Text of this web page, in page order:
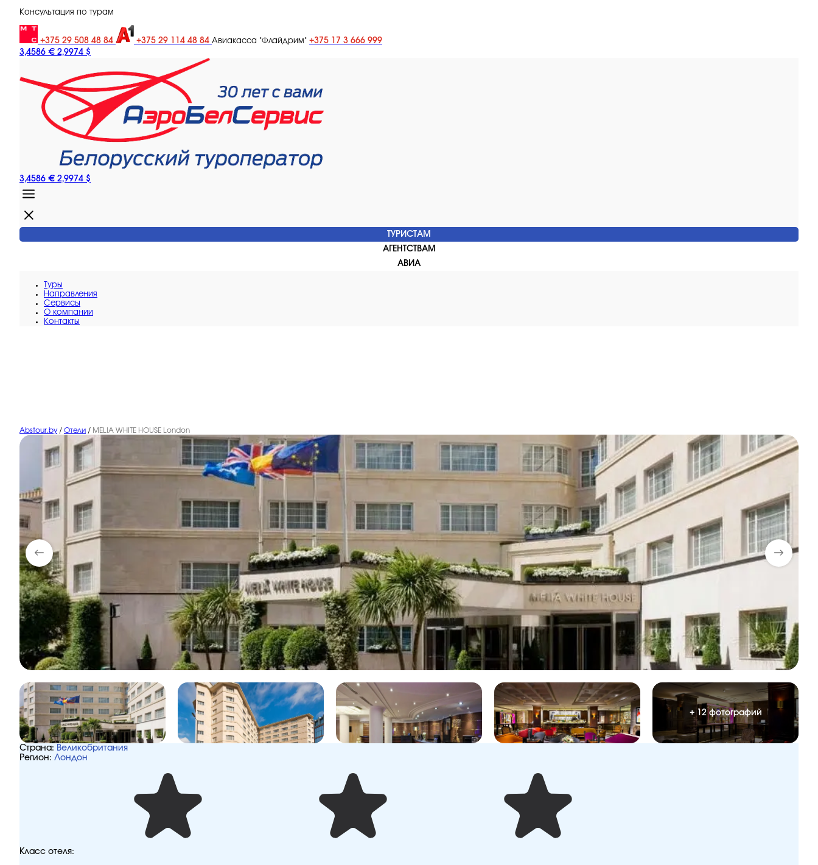
Консультация по турам
+375 29 508 48 84 +375 29 114 48 84 Авиакасса "Флайдрим" +375 17 3 666 999
3,4586 € 2,9974 $
3,4586 € 2,9974 $
ТУРИСТАМ
АГЕНТСТВАМ
АВИА
Туры
Направления
Сервисы
O компании
Контакты
Abstour.by / Отели / MELIA WHITE HOUSE London
+ 12 фотографий
Страна: Великобритания
Регион: Лондон
Класс отеля: